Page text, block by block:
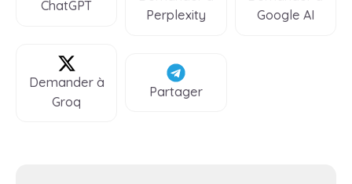
ChatGPT
Perplexity
Google AI
Demander à
Groq
Partager